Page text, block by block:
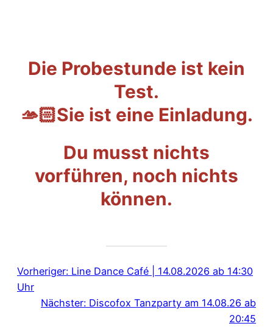
Die Probestunde ist kein
Test.
🫴🏻Sie ist eine Einladung.
Du musst nichts
vorführen, noch nichts
können.
Vorheriger: Line Dance Café | 14.08.2026 ab 14:30
Uhr
Nächster: Discofox Tanzparty am 14.08.26 ab
20:45